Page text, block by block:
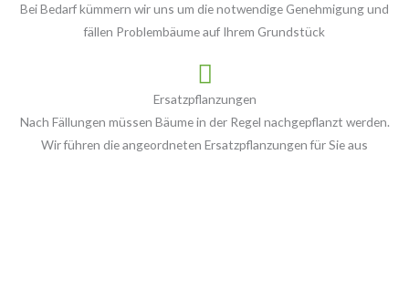
Bei Bedarf kümmern wir uns um die notwendige Genehmigung und
fällen Problembäume auf Ihrem Grundstück
Ersatzpflanzungen
Nach Fällungen müssen Bäume in der Regel nachgepflanzt werden.
Wir führen die angeordneten Ersatzpflanzungen für Sie aus